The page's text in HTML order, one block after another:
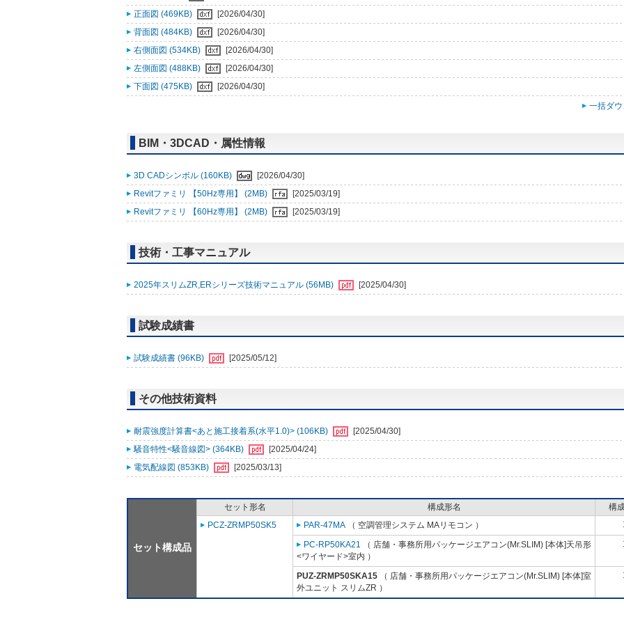
正面図 (469KB)
[2026/04/30]
背面図 (484KB)
[2026/04/30]
右側面図 (534KB)
[2026/04/30]
左側面図 (488KB)
[2026/04/30]
下面図 (475KB)
[2026/04/30]
一括ダ
BIM・3DCAD・属性情報
3D CADシンボル (160KB)
[2026/04/30]
Revitファミリ 【50Hz専用】 (2MB)
[2025/03/19]
Revitファミリ 【60Hz専用】 (2MB)
[2025/03/19]
技術・工事マニュアル
2025年スリムZR,ERシリーズ技術マニュアル (56MB) [2025/04/30]
試験成績書
試験成績書 (96KB) [2025/05/12]
その他技術資料
耐震強度計算書<あと施工接着系(水平1.0)> (106KB)
[2025/04/30]
騒音特性<騒音線図> (364KB)
[2025/04/24]
電気配線図 (853KB)
[2025/03/13]
セット構成品
セット形名 構成形名
構
PCZ-ZRMP50SK5
PAR-47MA （ 空調管理システム MAリモコン ）
PC-RP50KA21 （ 店舗・事務所用パッケージエアコン(Mr.SLIM) [本体]天吊形
<ワイヤード>室内 ）
PUZ-ZRMP50SKA15 （ 店舗・事務所用パッケージエアコン(Mr.SLIM) [本体]室
外ユニット スリムZR ）